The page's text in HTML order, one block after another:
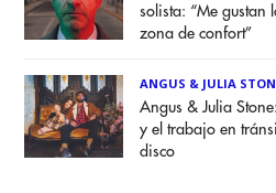
solista: “Me gustan
zona de confort”
ANGUS & JULIA
Angus & Julia
y el trabajo en
disco